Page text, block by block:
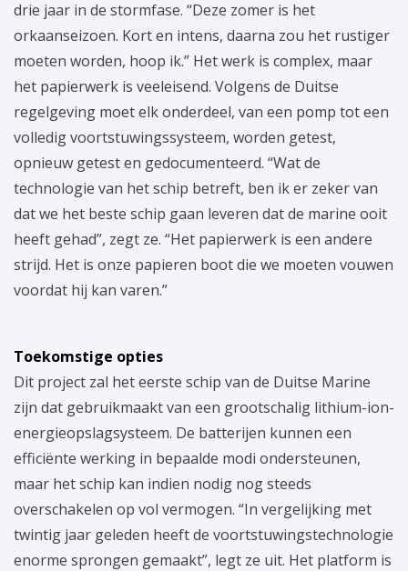
drie jaar in de stormfase. “Deze zomer is het
orkaanseizoen. Kort en intens, daarna zou het rustiger
moeten worden, hoop ik.” Het werk is complex, maar
het papierwerk is veeleisend. Volgens de Duitse
regelgeving moet elk onderdeel, van een pomp tot een
volledig voortstuwingssysteem, worden getest,
opnieuw getest en gedocumenteerd. “Wat de
technologie van het schip betreft, ben ik er zeker van
dat we het beste schip gaan leveren dat de marine ooit
heeft gehad”, zegt ze. “Het papierwerk is een andere
strijd. Het is onze papieren boot die we moeten vouwen
voordat hij kan varen.”
Toekomstige opties
Dit project zal het eerste schip van de Duitse Marine
zijn dat gebruikmaakt van een grootschalig lithium-ion-
energieopslagsysteem. De batterijen kunnen een
efficiënte werking in bepaalde modi ondersteunen,
maar het schip kan indien nodig nog steeds
overschakelen op vol vermogen. “In vergelijking met
twintig jaar geleden heeft de voortstuwingstechnologie
enorme sprongen gemaakt”, legt ze uit. Het platform is